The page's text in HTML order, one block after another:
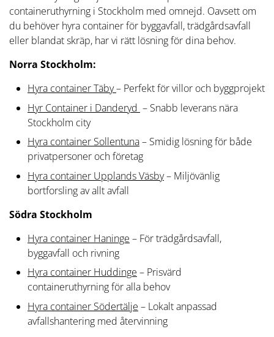
containeruthyrning i Stockholm med omnejd. Oavsett om
du behöver hyra container för byggavfall, trädgårdsavfall
eller blandat skräp, har vi rätt lösning för dina behov.
Norra Stockholm:
Hyra container Täby– Perfekt för villor och byggprojekt
Hyr Container i Danderyd – Snabb leverans nära
Stockholm city
Hyra container Sollentuna– Smidig lösning för både
privatpersoner och företag
Hyra container Upplands Väsby– Miljövänlig
bortforsling av allt avfall
Södra Stockholm
Hyra container Haninge – För trädgårdsavfall,
byggavfall och rivning
Hyra container Huddinge – Prisvärd
containeruthyrning för alla behov
Hyra container Södertälje – Lokalt anpassad
avfallshantering med återvinning